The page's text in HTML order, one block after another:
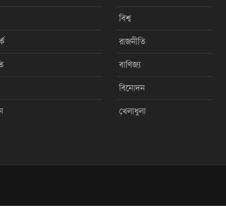
বিশ্ব
রাজনীতি
বাণিজ্য
বিনোদন
খেলাধুলা